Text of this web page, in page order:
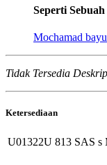
Seperti
Mochamad
Tidak Tersedia
Ketersediaan
U01322U 813 SAS s